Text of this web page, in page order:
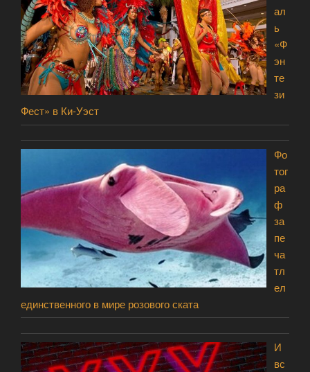
ал
ь
«Ф
эн
те
зи
Фест» в Ки-Уэст
Фо
тог
ра
ф
за
пе
ча
тл
ел
единственного в мире розового ската
И
вс